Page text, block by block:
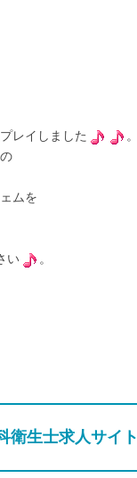
レイしました
。
ムを
い 。
衛生士求人サイト